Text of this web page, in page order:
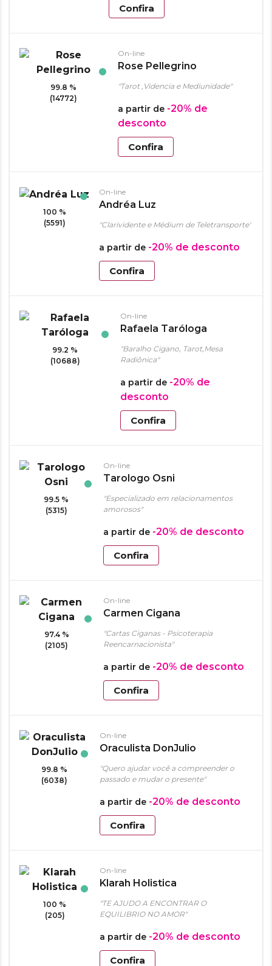
Confira
99.8 %
(14772)
On-line
Rose Pellegrino
"Tarot ,Videncia e Mediunidade"
a partir de -20% de
desconto
Confira
100 %
(5591)
On-line
Andréa Luz
"Clarividente e Médium de Teletransporte"
a partir de -20% de desconto
Confira
99.2 %
(10688)
On-line
Rafaela Taróloga
"Baralho Cigano, Tarot,Mesa
Radiônica"
a partir de -20% de
desconto
Confira
99.5 %
(5315)
On-line
Tarologo Osni
"Especializado em relacionamentos
amorosos"
a partir de -20% de desconto
Confira
97.4 %
(2105)
On-line
Carmen Cigana
"Cartas Ciganas - Psicoterapia
Reencarnacionista"
a partir de -20% de desconto
Confira
99.8 %
(6038)
On-line
Oraculista DonJulio
"Quero ajudar você a compreender o
passado e mudar o presente"
a partir de -20% de desconto
Confira
100 %
(205)
On-line
Klarah Holistica
"TE AJUDO A ENCONTRAR O
EQUILIBRIO NO AMOR"
a partir de -20% de desconto
Confira